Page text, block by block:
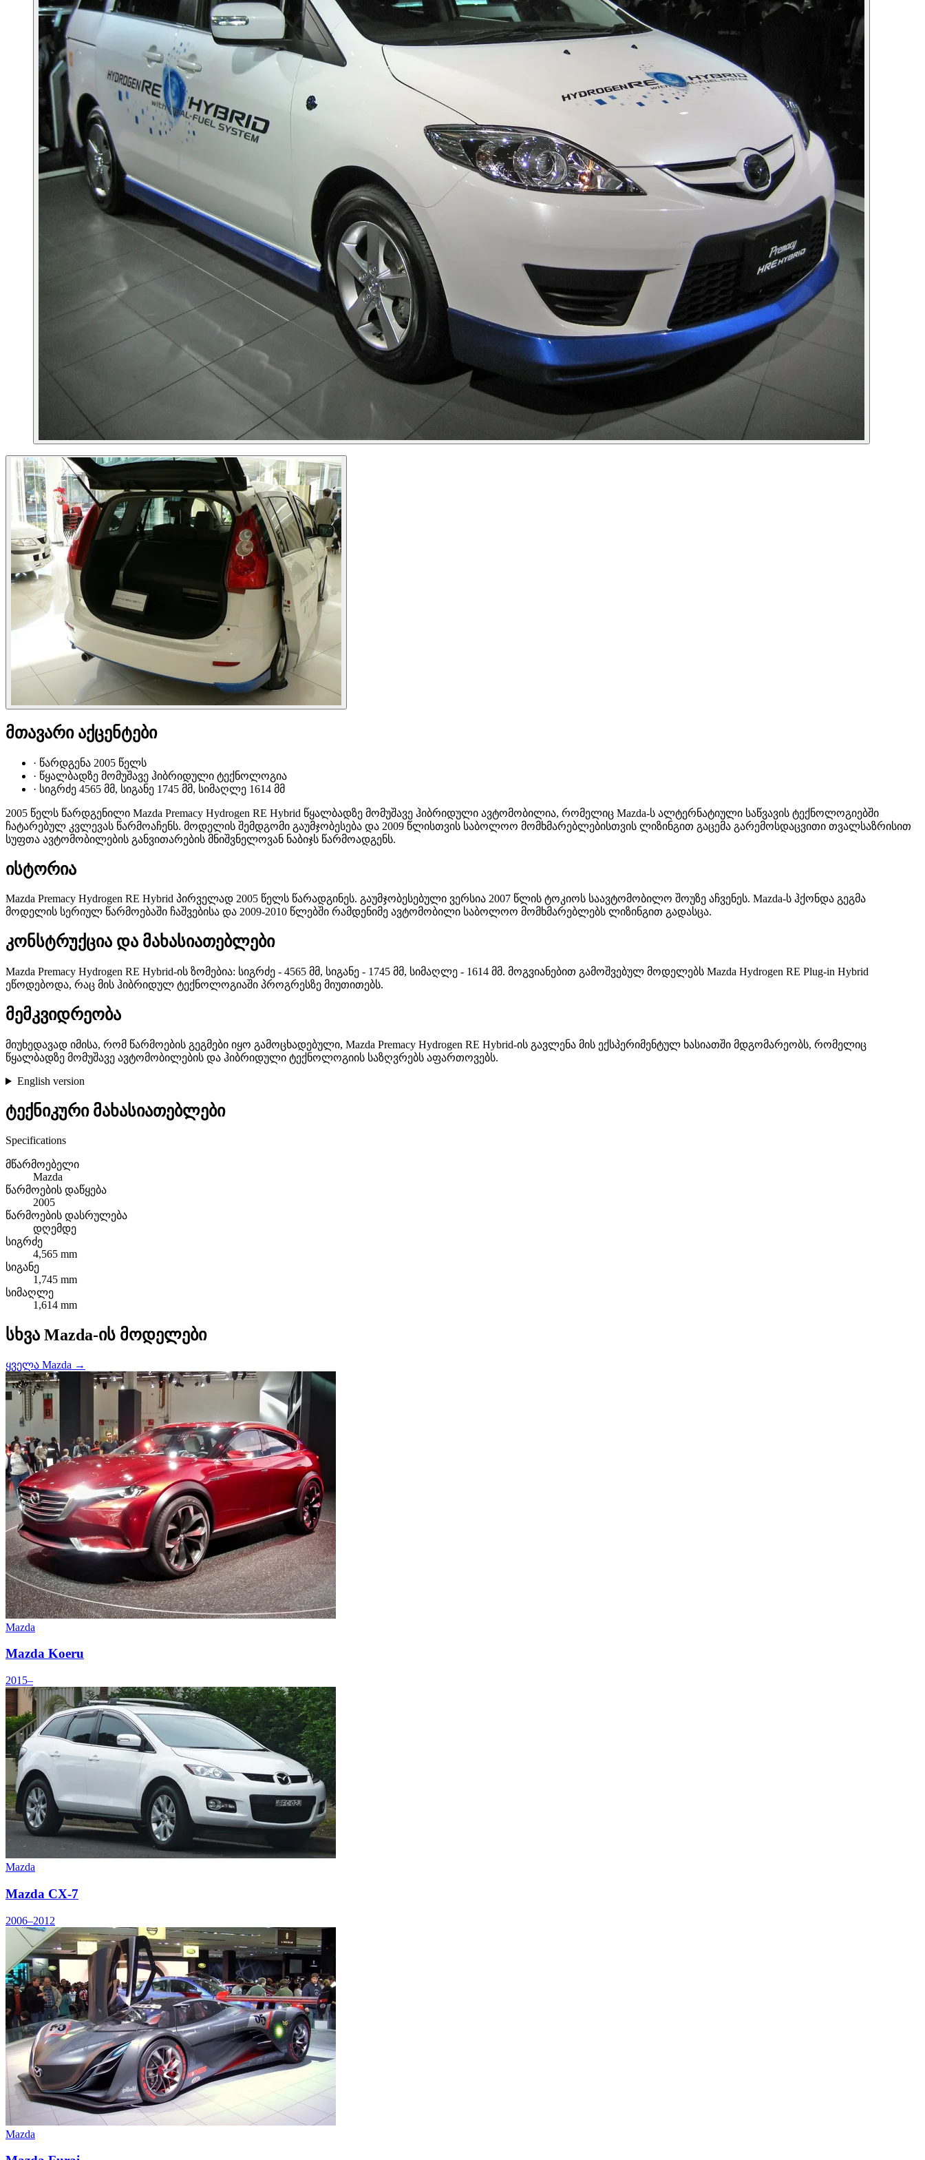
მთავარი აქცენტები
· წარდგენა 2005 წელს
· წყალბადზე მომუშავე ჰიბრიდული ტექნოლოგია
· სიგრძე 4565 მმ, სიგანე 1745 მმ, სიმაღლე 1614 მმ
2005 წელს წარდგენილი Mazda Premacy Hydrogen RE Hybrid წყალბადზე მომუშავე ჰიბრიდული ავტომობილია, რომელიც Mazda-ს ალტერნატიული საწვავის ტექნოლოგიებში
ჩატარებულ კვლევას წარმოაჩენს. მოდელის შემდგომი გაუმჯობესება და 2009 წლისთვის საბოლოო მომხმარებლებისთვის ლიზინგით გაცემა გარემოსდაცვითი თვალსაზრისით
სუფთა ავტომობილების განვითარების მნიშვნელოვან ნაბიჯს წარმოადგენს.
ისტორია
Mazda Premacy Hydrogen RE Hybrid პირველად 2005 წელს წარადგინეს. გაუმჯობესებული ვერსია 2007 წლის ტოკიოს საავტომობილო შოუზე აჩვენეს. Mazda-ს ჰქონდა გეგმა
მოდელის სერიულ წარმოებაში ჩაშვებისა და 2009-2010 წლებში რამდენიმე ავტომობილი საბოლოო მომხმარებლებს ლიზინგით გადასცა.
კონსტრუქცია და მახასიათებლები
Mazda Premacy Hydrogen RE Hybrid-ის ზომებია: სიგრძე - 4565 მმ, სიგანე - 1745 მმ, სიმაღლე - 1614 მმ. მოგვიანებით გამოშვებულ მოდელებს Mazda Hydrogen RE Plug-in Hybrid
ეწოდებოდა, რაც მის ჰიბრიდულ ტექნოლოგიაში პროგრესზე მიუთითებს.
მემკვიდრეობა
მიუხედავად იმისა, რომ წარმოების გეგმები იყო გამოცხადებული, Mazda Premacy Hydrogen RE Hybrid-ის გავლენა მის ექსპერიმენტულ ხასიათში მდგომარეობს, რომელიც
წყალბადზე მომუშავე ავტომობილების და ჰიბრიდული ტექნოლოგიის საზღვრებს აფართოვებს.
English version
ტექნიკური მახასიათებლები
Specifications
მწარმოებელი
Mazda
წარმოების დაწყება
2005
წარმოების დასრულება
დღემდე
სიგრძე
4,565 mm
სიგანე
1,745 mm
სიმაღლე
1,614 mm
სხვა Mazda-ის მოდელები
ყველა Mazda →
Mazda
Mazda Koeru
2015–
Mazda
Mazda CX-7
2006–2012
Mazda